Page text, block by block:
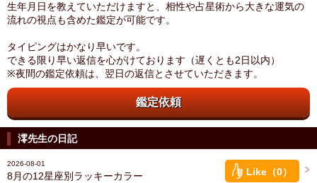
生年月日を教えていただけますと、相性や占星術から大きな運気の
流れの視点も含めた鑑定が可能です。
タイピングはかなり早いです。
できる限り早い返信を心がけております（遅くとも2日以内）
※夜間の鑑定依頼は、翌日の返信とさせていただきます。
鑑定依頼
澪先生の日記
Like（0）
2026-08-01
8月の12星座別ラッキーカラー